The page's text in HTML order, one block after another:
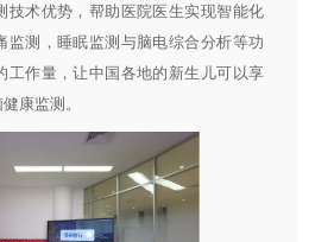
技术优势，帮助医院医生实现智能化
监测，睡眠监测与脑电综合分析等功
工作量，让中国各地的新生儿可以享
康监测。